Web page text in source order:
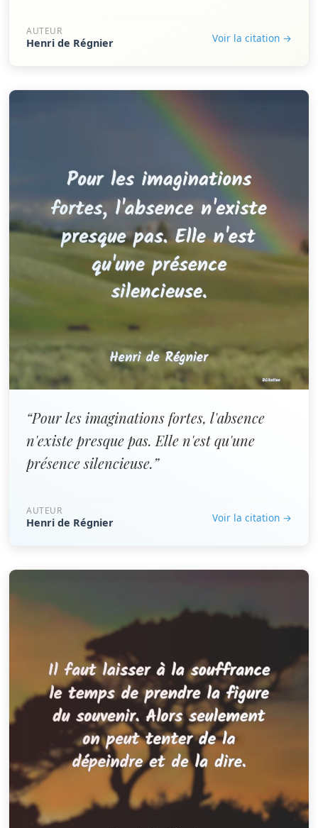
AUTEUR
Henri de Régnier Voir la citation →
“Pour les imaginations fortes, l'absence
n'existe presque pas. Elle n'est qu'une
présence silencieuse.”
AUTEUR
Henri de Régnier Voir la citation →